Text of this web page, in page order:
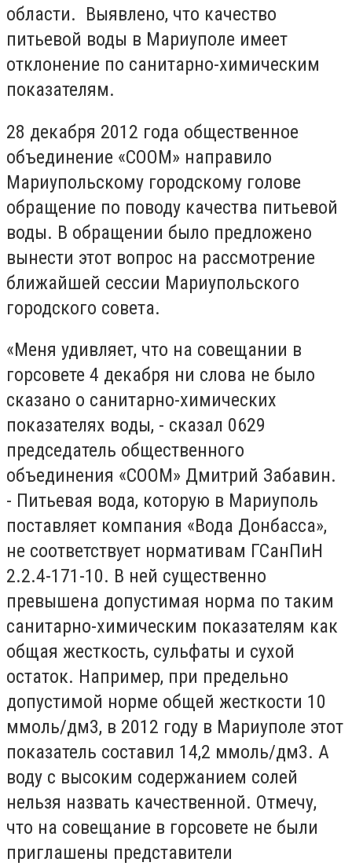
области. Выявлено, что качество
питьевой воды в Мариуполе имеет
отклонение по санитарно-химическим
показателям.
28 декабря 2012 года общественное
объединение «СООМ» направило
Мариупольскому городскому голове
обращение по поводу качества питьевой
воды. В обращении было предложено
вынести этот вопрос на рассмотрение
ближайшей сессии Мариупольского
городского совета.
«Меня удивляет, что на совещании в
горсовете 4 декабря ни слова не было
сказано о санитарно-химических
показателях воды, - сказал 0629
председатель общественного
объединения «СООМ» Дмитрий Забавин.
- Питьевая вода, которую в Мариуполь
поставляет компания «Вода Донбасса»,
не соответствует нормативам ГСанПиН
2.2.4-171-10. В ней существенно
превышена допустимая норма по таким
санитарно-химическим показателям как
общая жесткость, сульфаты и сухой
остаток. Например, при предельно
допустимой норме общей жесткости 10
ммоль/дм3, в 2012 году в Мариуполе этот
показатель составил 14,2 ммоль/дм3. А
воду с высоким содержанием солей
нельзя назвать качественной. Отмечу,
что на совещание в горсовете не были
приглашены представители